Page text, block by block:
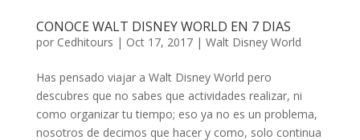
CONOCE WALT DISNEY WORLD EN 7 DIAS
por Cedhitours | Oct 17, 2017| Walt Disney World
Has pensado viajar a Walt Disney World pero
descubres que no sabes que actividades realizar, ni
como organizar tu tiempo; eso ya no es un problema,
nosotros de decimos que hacer y como, solo continua